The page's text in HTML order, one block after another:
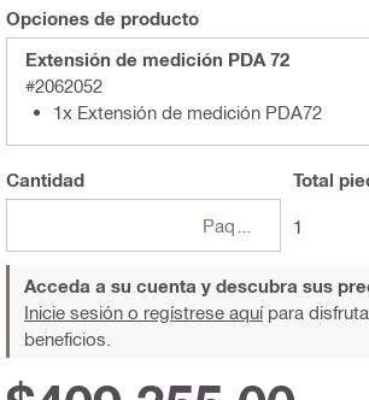
Opciones de producto
Extensión de medición PDA 72
#2062052
1x Extensión de medición PDA72
Cantidad Total
1
Acceda a su cuenta y descubra sus
Inicie sesión o regístrese aquípara
beneficios.